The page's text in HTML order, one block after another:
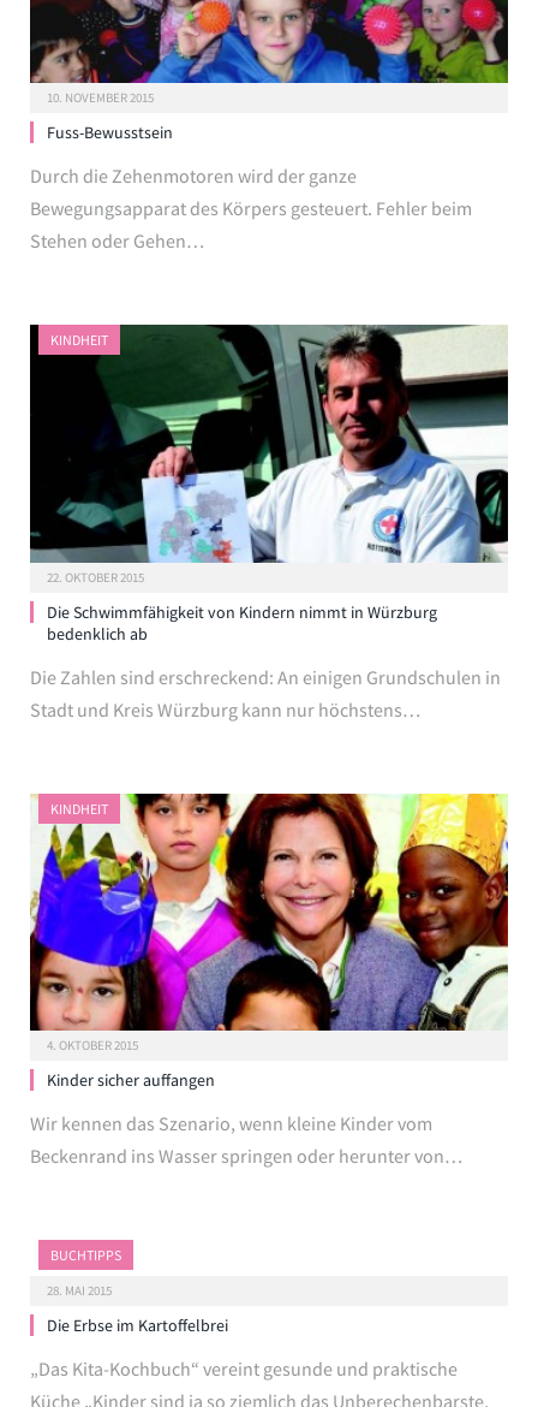
10. NOVEMBER 2015
Fuss-Bewusstsein
Durch die Zehenmotoren wird der ganze
Bewegungsapparat des Körpers gesteuert. Fehler beim
Stehen oder Gehen…
KINDHEIT
22. OKTOBER 2015
Die Schwimmfähigkeit von Kindern nimmt in Würzburg
bedenklich ab
Die Zahlen sind erschreckend: An einigen Grundschulen in
Stadt und Kreis Würzburg kann nur höchstens…
KINDHEIT
4. OKTOBER 2015
Kinder sicher auffangen
Wir kennen das Szenario, wenn kleine Kinder vom
Beckenrand ins Wasser springen oder herunter von…
BUCHTIPPS
28. MAI 2015
Die Erbse im Kartoffelbrei
„Das Kita-Kochbuch“ vereint gesunde und praktische
Küche „Kinder sind ja so ziemlich das Unberechenbarste,